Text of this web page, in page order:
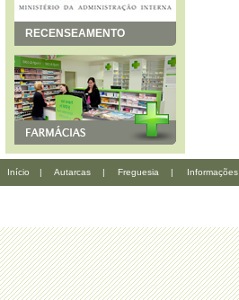
RECENSEAMENTO
Início | Autarcas | Freguesia | Informações